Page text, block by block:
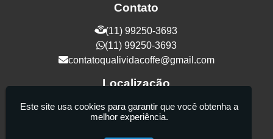
Contato
(11) 99250-3693
(11) 99250-3693
contatoqualividacoffe@gmail.com
Localização
Rua Samurais, 27 - Vila Maria Alta - São
Paulo / SP - CEP: 02130-080
Este site usa cookies para garantir que você obtenha a
melhor experiência.